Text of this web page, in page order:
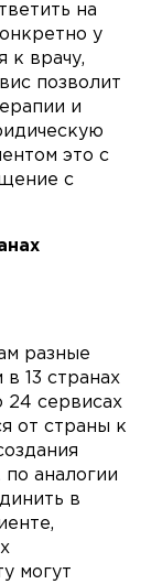
на
у
к врачу,
позволит
и
это с
с
разные
13 странах
24 сервисах
от страны к
аналогии
в
могут